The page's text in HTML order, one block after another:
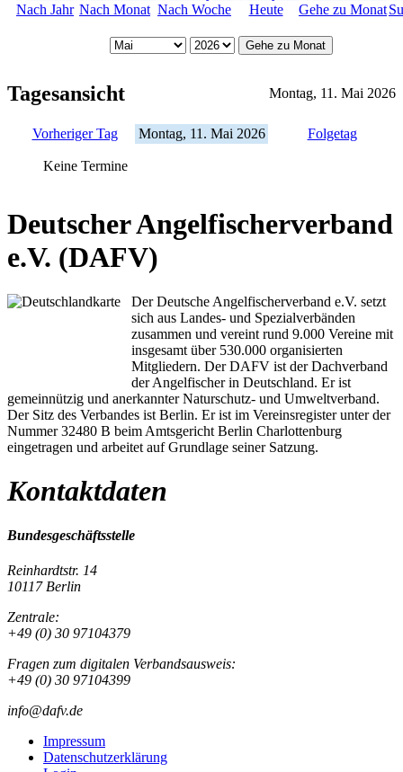
Nach Jahr Nach Monat Nach Woche Heute Gehe zu Monat
Gehe zu Monat
Tagesansicht Montag, 11. Mai 2026
Vorheriger Tag Montag, 11. Mai 2026 Folgetag
Keine Termine
Deutscher Angelfischerverband
e.V. (DAFV)
Der Deutsche Angelfischerverband e.V. setzt
sich aus Landes- und Spezialverbänden
zusammen und vereint rund 9.000 Vereine mit
insgesamt über 530.000 organisierten
Mitgliedern. Der DAFV ist der Dachverband
der Angelfischer in Deutschland. Er ist
gemeinnützig und anerkannter Naturschutz- und Umweltverband.
Der Sitz des Verbandes ist Berlin. Er ist im Vereinsregister unter der
Nummer 32480 B beim Amtsgericht Berlin Charlottenburg
eingetragen und arbeitet auf Grundlage seiner Satzung.
Kontaktdaten
Bundesgeschäftsstelle
Reinhardtstr. 14
10117 Berlin
Zentrale:
+49 (0) 30 97104379
Fragen zum digitalen Verbandsausweis:
+49 (0) 30 97104399
info@dafv.de
Impressum
Datenschutzerklärung